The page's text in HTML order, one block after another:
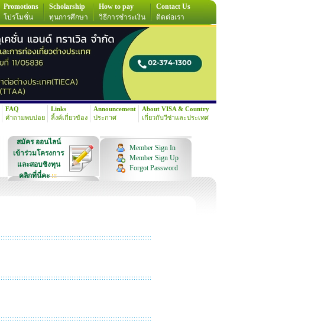
Promotions
โปรโมชั่น
Scholarship
ทุนการศึกษา
How to pay
วิธีการชำระเงิน
Contact Us
ติดต่อเรา
FAQ
คำถามพบบ่อย
Links
ลิ้งค์เกี่ยวข้อง
Announcement
ประกาศ
About VISA & Country
เกี่ยวกับวีซ่าและประเทศ
สมัคร ออนไลน์
เข้าร่วมโครงการ
และสอบชิงทุน
คลิกที่นี่คะ!!!
Member Sign In
Member Sign Up
Forgot Password